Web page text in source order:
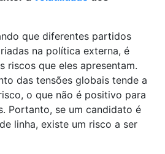
que diferentes partidos
na política externa, é
riscos que eles apresentam.
das tensões globais tende a
o que não é positivo para
Portanto, se um candidato é
linha, existe um risco a ser